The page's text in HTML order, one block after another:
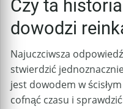
Czy ta
dowodzi
Najuczciwsza
stwierdzić
jest dowodem w
cofnąć czasu i